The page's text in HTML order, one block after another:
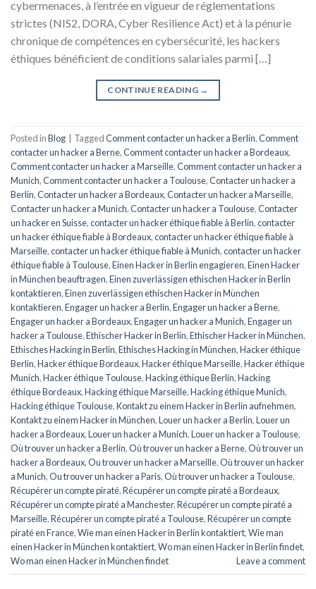
cybermenaces, à l’entrée en vigueur de réglementations
strictes (NIS2, DORA, Cyber Resilience Act) et à la pénurie
chronique de compétences en cybersécurité, les hackers
éthiques bénéficient de conditions salariales parmi […]
CONTINUE READING →
Posted inBlog TaggedComment contacter un hacker a Berlin,Comment
contacter un hacker a Berne,Comment contacter un hacker a Bordeaux,
Comment contacter un hacker a Marseille,Comment contacter un hacker a
Munich,Comment contacter un hacker a Toulouse,Contacter un hacker a
Berlin,Contacter un hacker a Bordeaux,Contacter un hacker a Marseille,
Contacter un hacker a Munich,Contacter un hacker a Toulouse,Contacter
un hacker en Suisse,contacter un hacker éthique fiable à Berlin,contacter
un hacker éthique fiable à Bordeaux,contacter un hacker éthique fiable à
Marseille,contacter un hacker éthique fiable à Munich,contacter un hacker
éthique fiable à Toulouse,Einen Hacker in Berlin engagieren,Einen Hacker
in München beauftragen,Einen zuverlässigen ethischen Hacker in Berlin
kontaktieren,Einen zuverlässigen ethischen Hacker in München
kontaktieren,Engager un hacker a Berlin,Engager un hacker a Berne,
Engager un hacker a Bordeaux,Engager un hacker a Munich,Engager un
hacker a Toulouse,Ethischer Hacker in Berlin,Ethischer Hacker in München,
Ethisches Hacking in Berlin,Ethisches Hacking in München,Hacker éthique
Berlin,Hacker éthique Bordeaux,Hacker éthique Marseille,Hacker éthique
Munich,Hacker éthique Toulouse,Hacking éthique Berlin,Hacking
éthique Bordeaux,Hacking éthique Marseille,Hacking éthique Munich,
Hacking éthique Toulouse,Kontakt zu einem Hacker in Berlin aufnehmen,
Kontakt zu einem Hacker in München,Louer un hacker a Berlin,Louer un
hacker a Bordeaux,Louer un hacker a Munich,Louer un hacker a Toulouse,
Où trouver un hacker a Berlin,Où trouver un hacker a Berne,Où trouver un
hacker a Bordeaux,Ou trouver un hacker a Marseille,Où trouver un hacker
a Munich,Ou trouver un hacker a Paris,Où trouver un hacker a Toulouse,
Récupérer un compte piraté,Récupérer un compte piraté a Bordeaux,
Récupérer un compte piraté a Manchester,Récupérer un compte piraté a
Marseille,Récupérer un compte piraté a Toulouse,Récupérer un compte
piraté en France,Wie man einen Hacker in Berlin kontaktiert,Wie man
einen Hacker in München kontaktiert,Wo man einen Hacker in Berlin findet,
Wo man einen Hacker in München findet
Leave a comment